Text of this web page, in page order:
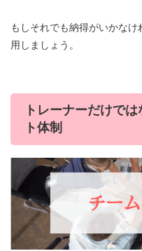
もしそれでも納得がいかな
用しましょう。
トレーナーだけで
ト体制